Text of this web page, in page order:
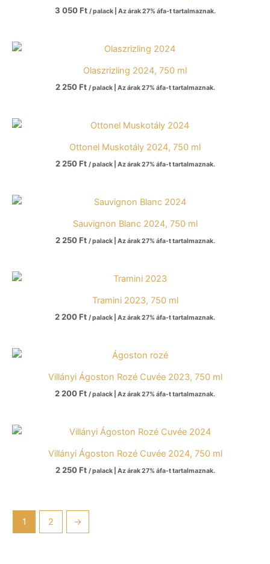
3 050Ft / palack | Az árak 27% áfa-t tartalmaznak.
Olaszrizling 2024, 750 ml
2 250Ft / palack | Az árak 27% áfa-t tartalmaznak.
Ottonel Muskotály 2024, 750 ml
2 250Ft / palack | Az árak 27% áfa-t tartalmaznak.
Sauvignon Blanc 2024, 750 ml
2 250Ft / palack | Az árak 27% áfa-t tartalmaznak.
Tramini 2023, 750 ml
2 200Ft / palack | Az árak 27% áfa-t tartalmaznak.
Villányi Ágoston Rozé Cuvée 2023, 750 ml
2 200Ft / palack | Az árak 27% áfa-t tartalmaznak.
Villányi Ágoston Rozé Cuvée 2024, 750 ml
2 250Ft / palack | Az árak 27% áfa-t tartalmaznak.
1 2 →